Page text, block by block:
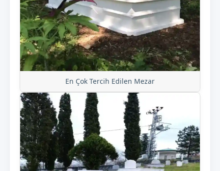
En Çok Tercih Edilen Mezar